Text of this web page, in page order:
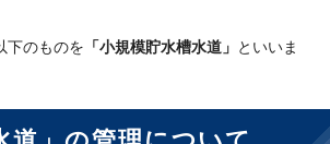
下のものを 「小規模貯水槽水道」 といいま